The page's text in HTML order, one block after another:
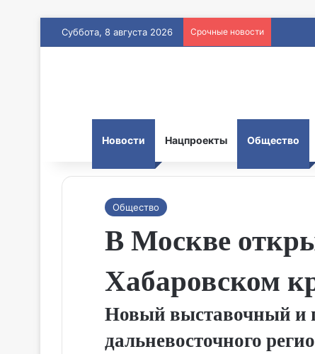
Суббота, 8 августа 2026 Срочные новости
Новости Нацпроекты Общество
Общество
В Москве
Хабаровском
Новый выставочный и
дальневосточного